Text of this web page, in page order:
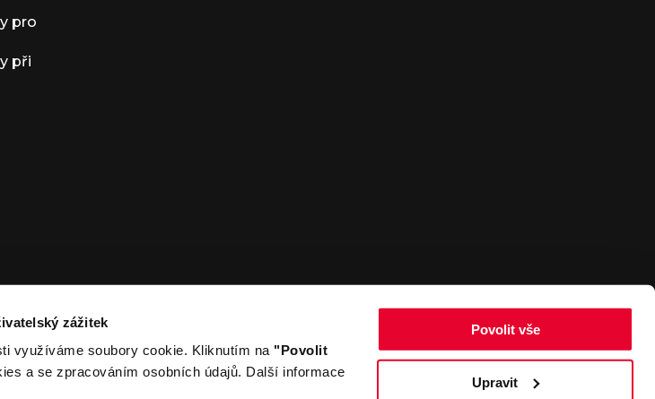
zážitek
využíváme soubory cookie. Kliknutím na "Povolit
a se zpracováním osobních údajů. Další informace
Povolit vše
Upravit
pro
při
Zpět nahoru
of Service